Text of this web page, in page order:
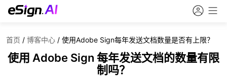
首页 / 博客中心 / 使用Adobe Sign每年发送文档数量是否有上限？
使用 Adobe Sign 每年发送文档的数量有限
制吗？